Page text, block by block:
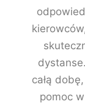
całą
pomoc